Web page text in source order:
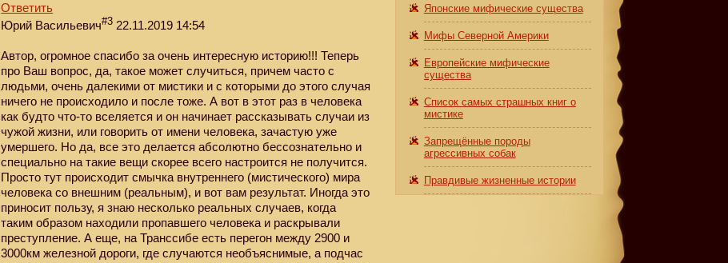
Ответить
Юрий Васильевич#3 22.11.2019 14:54
Автор, огромное спасибо за очень интересную историю!!! Теперь
про Ваш вопрос, да, такое может случиться, причем часто с
людьми, очень далекими от мистики и с которыми до этого случая
ничего не происходило и после тоже. А вот в этот раз в человека
как будто что-то вселяется и он начинает рассказывать случаи из
чужой жизни, или говорить от имени человека, зачастую уже
умершего. Но да, все это делается абсолютно бессознательно и
специально на такие вещи скорее всего настроится не получится.
Просто тут происходит смычка внутреннего (мистического) мира
человека со внешним (реальным), и вот вам результат. Иногда это
приносит пользу, я знаю несколько реальных случаев, когда
таким образом находили пропавшего человека и раскрывали
преступление. А еще, на Транссибе есть перегон между 2900 и
3000км железной дороги, где случаются необъяснимые, а подчас
Японские мифические существа
Мифы Северной Америки
Европейские мифические
существа
Список самых страшных книг о
мистике
Запрещённые породы
агрессивных собак
Правдивые жизненные истории